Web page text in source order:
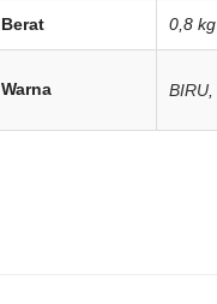
Berat 0,8 kg
Warna BIRU